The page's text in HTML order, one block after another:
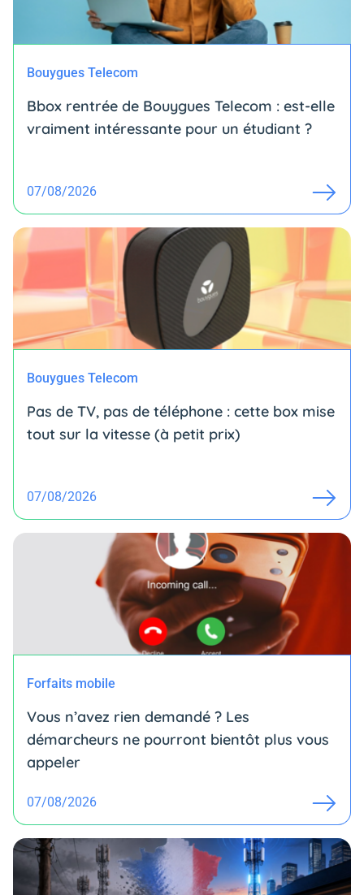
Bouygues Telecom
Bbox rentrée de Bouygues Telecom : est-elle
vraiment intéressante pour un étudiant ?
07/08/2026
Bouygues Telecom
Pas de TV, pas de téléphone : cette box mise
tout sur la vitesse (à petit prix)
07/08/2026
Forfaits mobile
Vous n’avez rien demandé ? Les
démarcheurs ne pourront bientôt plus vous
appeler
07/08/2026